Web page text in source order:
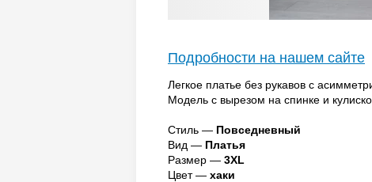
Подробности на нашем сайте
Легкое платье без рукавов с
Модель с вырезом на спинке и
Стиль — Повседневный
Вид — Платья
Размер — 3XL
Цвет — хаки